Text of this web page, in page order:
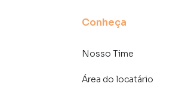
São Paulo, o que aumenta muito o
maior chance de vender ou alugar seu
corretores treinados e uma
Conheça
Nosso Time
Área do locatário